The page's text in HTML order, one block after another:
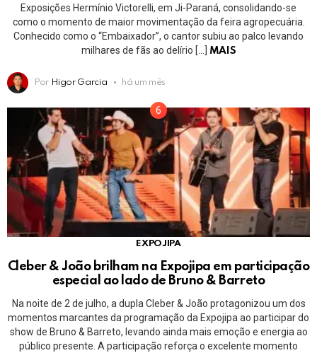
Exposições Hermínio Victorelli, em Ji-Paraná, consolidando-se
como o momento de maior movimentação da feira agropecuária.
Conhecido como o “Embaixador”, o cantor subiu ao palco levando
milhares de fãs ao delírio […]
MAIS
Por Higor Garcia há um mês
EXPOJIPA
Cleber & João brilham na Expojipa em participação
especial ao lado de Bruno & Barreto
Na noite de 2 de julho, a dupla Cleber & João protagonizou um dos
momentos marcantes da programação da Expojipa ao participar do
show de Bruno & Barreto, levando ainda mais emoção e energia ao
público presente. A participação reforça o excelente momento